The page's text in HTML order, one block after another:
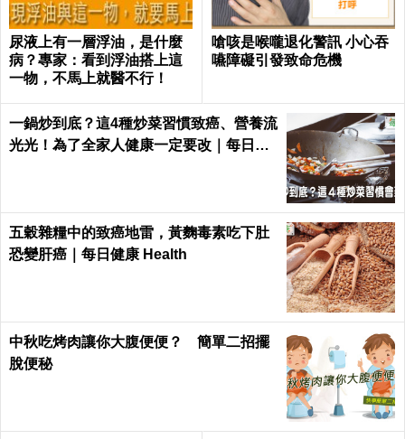
尿液上有一層浮油，是什麼
病？專家：看到浮油搭上這
一物，不馬上就醫不行！
嗆咳是喉嚨退化警訊 小心吞
嚥障礙引發致命危機
一鍋炒到底？這4種炒菜習慣致癌、營養流
光光！為了全家人健康一定要改｜每日健
五穀雜糧中的致癌地雷，黃麴毒素吃下肚
恐變肝癌｜每日健康 Health
中秋吃烤肉讓你大腹便便？ 簡單二招擺
脫便秘